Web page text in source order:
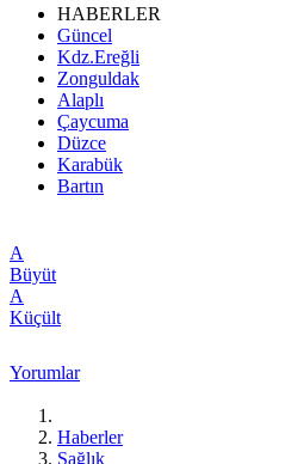
HABERLER
Güncel
Kdz.Ereğli
Zonguldak
Alaplı
Çaycuma
Düzce
Karabük
Bartın
A
Büyüt
A
Küçült
Yorumlar
Haberler
Sağlık